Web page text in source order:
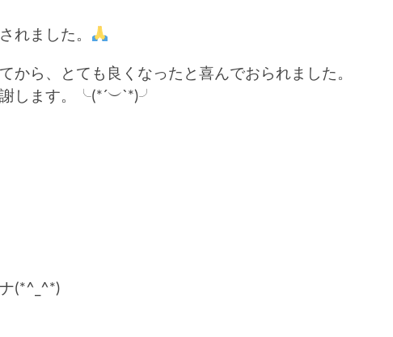
れました。
から、とても良くなったと喜んでおられました。
します。╰(*´︶`*)╯
(*^_^*)